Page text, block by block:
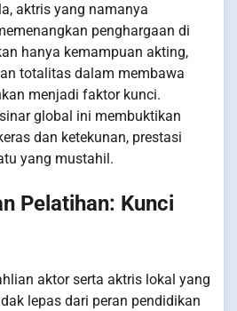
aktris yang namanya
penghargaan di
hanya kemampuan akting,
totalitas dalam membawa
menjadi faktor kunci.
global ini membuktikan
dan ketekunan, prestasi
yang mustahil.
Pelatihan: Kunci
aktor serta aktris lokal yang
lepas dari peran pendidikan